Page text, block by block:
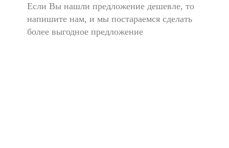
Если Вы нашли предложение дешевле, то
напишите нам, и мы постараемся сделать
более выгодное предложение